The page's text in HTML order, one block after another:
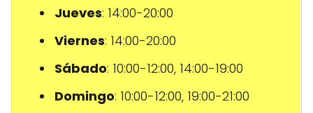
Jueves: 14:00-20:00
Viernes: 14:00-20:00
Sábado: 10:00-12:00, 14:00-19:00
Domingo: 10:00-12:00, 19:00-21:00